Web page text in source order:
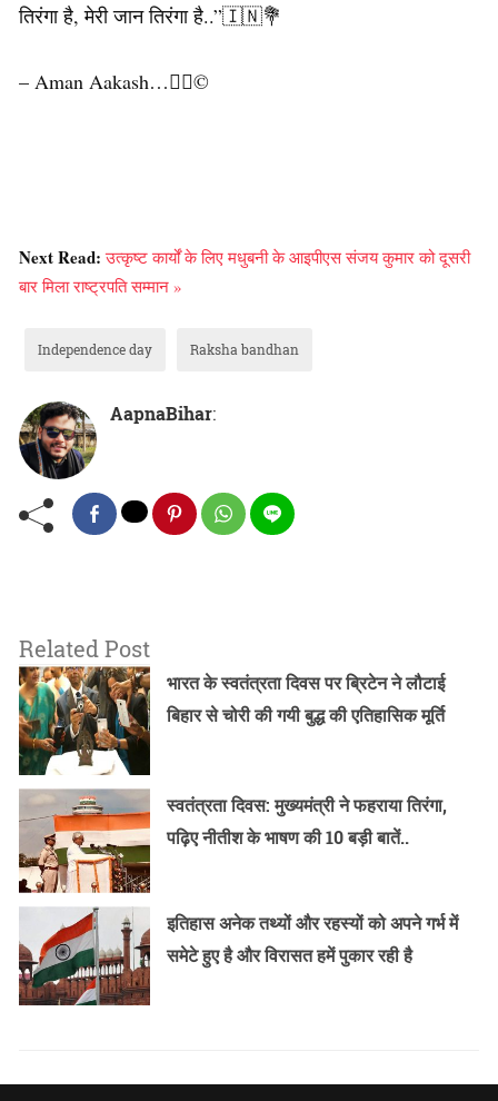
तिरंगा है, मेरी जान तिरंगा है..”🇮🇳💐
– Aman Aakash…✍🏻©
Next Read:उत्कृष्ट कार्यों के लिए मधुबनी के आइपीएस संजय कुमार को दूसरी
बार मिला राष्ट्रपति सम्मान »
Independence day Raksha bandhan
AapnaBihar:
Related Post
भारत के स्वतंत्रता दिवस पर ब्रिटेन ने लौटाई
बिहार से चोरी की गयी बुद्ध की एतिहासिक मूर्ति
स्वतंत्रता दिवस: मुख्यमंत्री ने फहराया तिरंगा,
पढ़िए नीतीश के भाषण की 10 बड़ी बातें..
इतिहास अनेक तथ्यों और रहस्यों को अपने गर्भ में
समेटे हुए है और विरासत हमें पुकार रही है